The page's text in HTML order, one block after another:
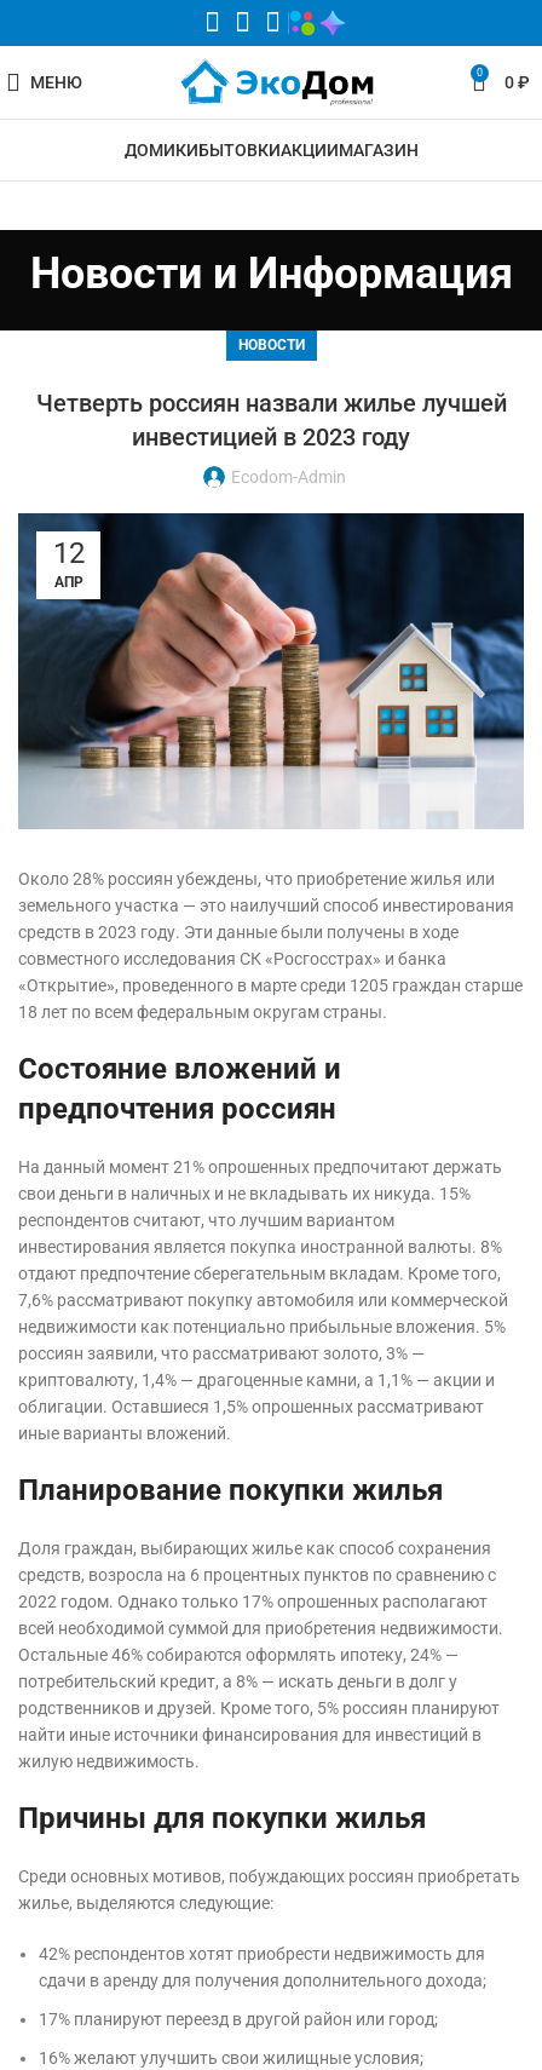
МЕНЮ 0 0₽
ДОМИКИБЫТОВКИАКЦИИМАГАЗИН
Новости и Информация
НОВОСТИ
Четверть россиян назвали жилье лучшей
инвестицией в 2023 году
Ecodom-Admin
12
АПР
Около 28% россиян убеждены, что приобретение жилья или
земельного участка — это наилучший способ инвестирования
средств в 2023 году. Эти данные были получены в ходе
совместного исследования СК «Росгосстрах» и банка
«Открытие», проведенного в марте среди 1205 граждан старше
18 лет по всем федеральным округам страны.
Состояние вложений и
предпочтения россиян
На данный момент 21% опрошенных предпочитают держать
свои деньги в наличных и не вкладывать их никуда. 15%
респондентов считают, что лучшим вариантом
инвестирования является покупка иностранной валюты. 8%
отдают предпочтение сберегательным вкладам. Кроме того,
7,6% рассматривают покупку автомобиля или коммерческой
недвижимости как потенциально прибыльные вложения. 5%
россиян заявили, что рассматривают золото, 3% —
криптовалюту, 1,4% — драгоценные камни, а 1,1% — акции и
облигации. Оставшиеся 1,5% опрошенных рассматривают
иные варианты вложений.
Планирование покупки жилья
Доля граждан, выбирающих жилье как способ сохранения
средств, возросла на 6 процентных пунктов по сравнению с
2022 годом. Однако только 17% опрошенных располагают
всей необходимой суммой для приобретения недвижимости.
Остальные 46% собираются оформлять ипотеку, 24% —
потребительский кредит, а 8% — искать деньги в долг у
родственников и друзей. Кроме того, 5% россиян планируют
найти иные источники финансирования для инвестиций в
жилую недвижимость.
Причины для покупки жилья
Среди основных мотивов, побуждающих россиян приобретать
жилье, выделяются следующие:
42% респондентов хотят приобрести недвижимость для
сдачи в аренду для получения дополнительного дохода;
17% планируют переезд в другой район или город;
16% желают улучшить свои жилищные условия;